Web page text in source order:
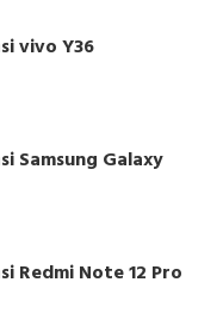
vivo Y36
Samsung Galaxy
Redmi Note 12 Pro